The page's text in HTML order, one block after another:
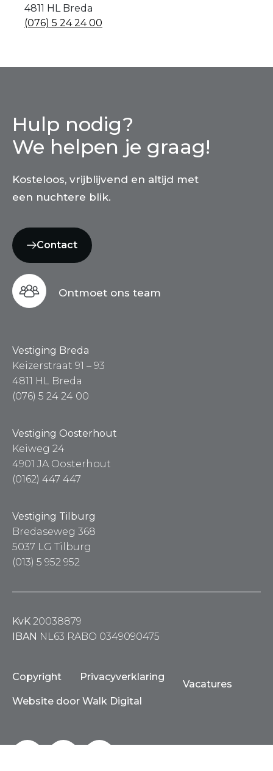
4811 HL Breda
(076) 5 24 24 00
Hulp nodig?
We helpen je graag!
Kosteloos, vrijblijvend en altijd met
een nuchtere blik.
Contact
Ontmoet ons team
Vestiging Breda
Keizerstraat 91 – 93
4811 HL Breda
(076) 5 24 24 00
Vestiging Oosterhout
Keiweg 24
4901 JA Oosterhout
(0162) 447 447
Vestiging Tilburg
Bredaseweg 368
5037 LG Tilburg
(013) 5 952 952
KvK 20038879
IBAN NL63 RABO 0349090475
Copyright Privacyverklaring
Vacatures
Website door Walk Digital